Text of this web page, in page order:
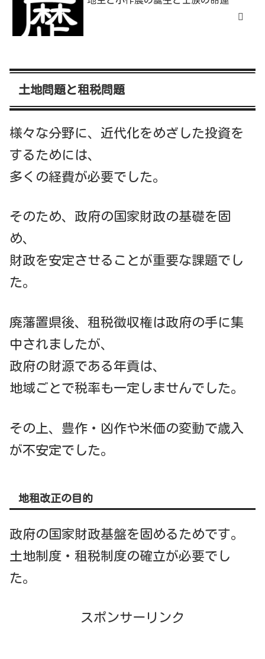
土地問題と租税問題
様々な分野に、近代化をめざした投資を
するためには、
多くの経費が必要でした。
そのため、政府の国家財政の基礎を固
め、
財政を安定させることが重要な課題でし
た。
廃藩置県後、租税徴収権は政府の手に集
中されましたが、
政府の財源である年貢は、
地域ごとで税率も一定しませんでした。
その上、豊作・凶作や米価の変動で歳入
が不安定でした。
地租改正の目的
政府の国家財政基盤を固めるためです。
土地制度・租税制度の確立が必要でし
た。
スポンサーリンク